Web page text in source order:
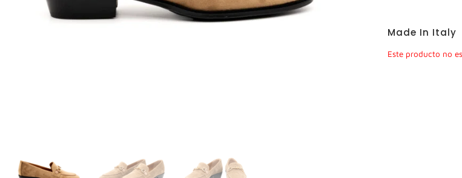
Made In Italy
Este producto no